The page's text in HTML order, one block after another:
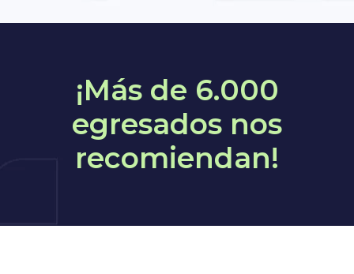
¡Más de 6.000
egresados nos
recomiendan!